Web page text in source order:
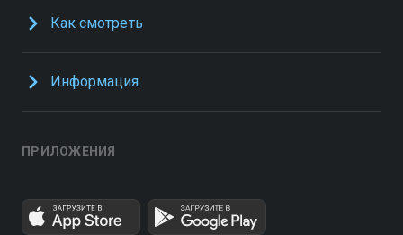
Как смотреть
Информация
ПРИЛОЖЕНИЯ